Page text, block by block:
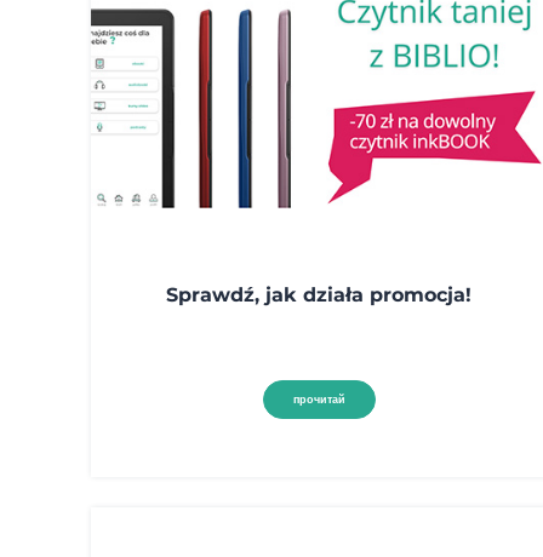
Sprawdź, jak działa promocja!
прочитай